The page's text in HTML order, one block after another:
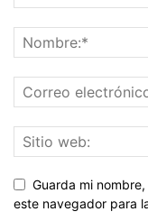
Guarda mi
este navegador para